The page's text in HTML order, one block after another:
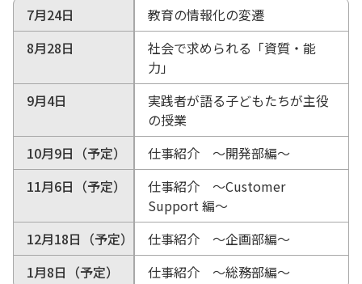
7月24日
教育の情報化の変遷
8月28日
社会で求められる「資質・能
力」
9月4日
実践者が語る子どもたちが主役
の授業
10月9日（予定）
仕事紹介 ～開発部編～
11月6日（予定）
仕事紹介 ～Customer
Support 編～
12月18日（予定）
仕事紹介 ～企画部編～
1月8日（予定）
仕事紹介 ～総務部編～